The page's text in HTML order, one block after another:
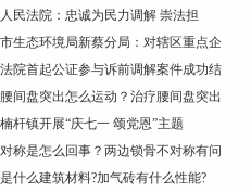
民法院：忠诚为民力调解 崇法担
生态环境局新蔡分局：对辖区重点企
院首起公证参与诉前调解案件成功结
间盘突出怎么运动？治疗腰间盘突出
杆镇开展“庆七一 颂党恩”主题
称是怎么回事？两边锁骨不对称有问
什么建筑材料?加气砖有什么性能?